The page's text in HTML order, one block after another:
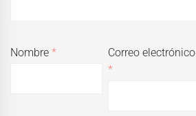
Nombre*
Correo electrónico
*